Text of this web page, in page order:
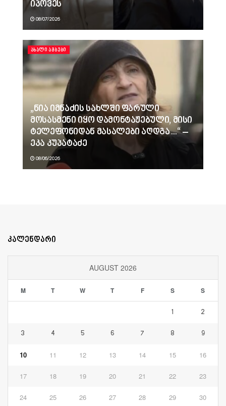
იპოვეს
08/07/2026
ᲐᲮᲐᲚᲘ ᲐᲛᲑᲔᲑᲘ
„ნია იმნაძის სახლში ფარული
მოსასმენი იყო დამონტაჟებული, მისი
ტელეფონიდან მასალები აღდგა…“ –
ეკა კუპატაძე
08/06/2026
კალენდარი
AUGUST 2026
M T W T F S S
1 2
3 4 5 6 7 8 9
10 11 12 13 14 15 16
17 18 19 20 21 22 23
24 25 26 27 28 29 30